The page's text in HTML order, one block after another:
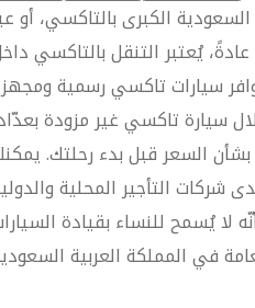
الكبرى بالتاكسي، أو
يُعتبر التنقل بالتاكسي
سيارات تاكسي رسمية
سيارة تاكسي غير مزودة
السعر قبل بدء رحلتك.
شركات التأجير المحلية
لا يُسمح للنساء بقيادة